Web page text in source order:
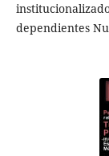
dependientes